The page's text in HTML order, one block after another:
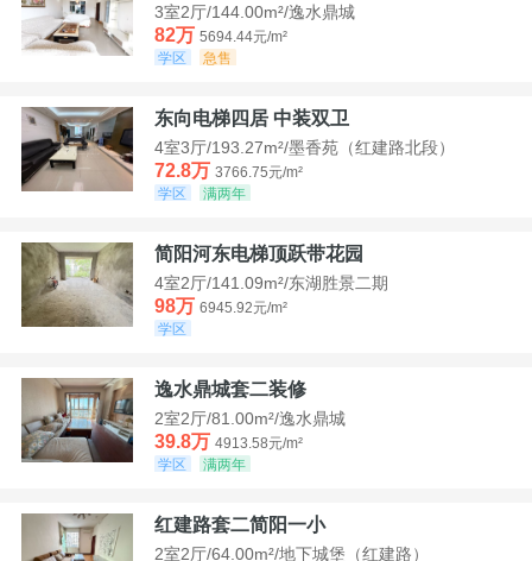
3室2厅/144.00m²/逸水鼎城
82万 5694.44元/m²
学区
急售
东向电梯四居 中装双卫
4室3厅/193.27m²/墨香苑（红建路北段）
72.8万 3766.75元/m²
学区
满两年
简阳河东电梯顶跃带花园
4室2厅/141.09m²/东湖胜景二期
98万 6945.92元/m²
学区
逸水鼎城套二装修
2室2厅/81.00m²/逸水鼎城
39.8万 4913.58元/m²
学区
满两年
红建路套二简阳一小
2室2厅/64.00m²/地下城堡（红建路）